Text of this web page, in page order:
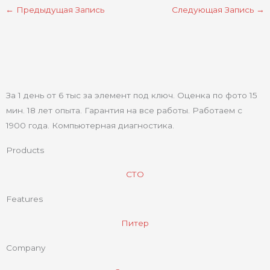
← Предыдущая Запись Следующая Запись →
За 1 день от 6 тыс за элемент под ключ. Оценка по фото 15
мин. 18 лет опыта. Гарантия на все работы. Работаем с
1900 года. Компьютерная диагностика.
Products
СТО
Features
Питер
Company